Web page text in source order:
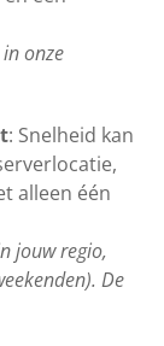
onze
: Snelheid kan
alleen één
jouw regio,
De